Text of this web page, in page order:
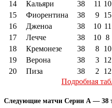
14 Кальяри 38 11 10
15
Фиорентина 38 9 15
16
Дженоа 38 10 11
17
Лечче 38 10 8
18
Кремонезе 38 8 10
19
Верона 38 3 12
20
Пиза 38 2 12
Подробная
Следующие матчи Серии А — 38